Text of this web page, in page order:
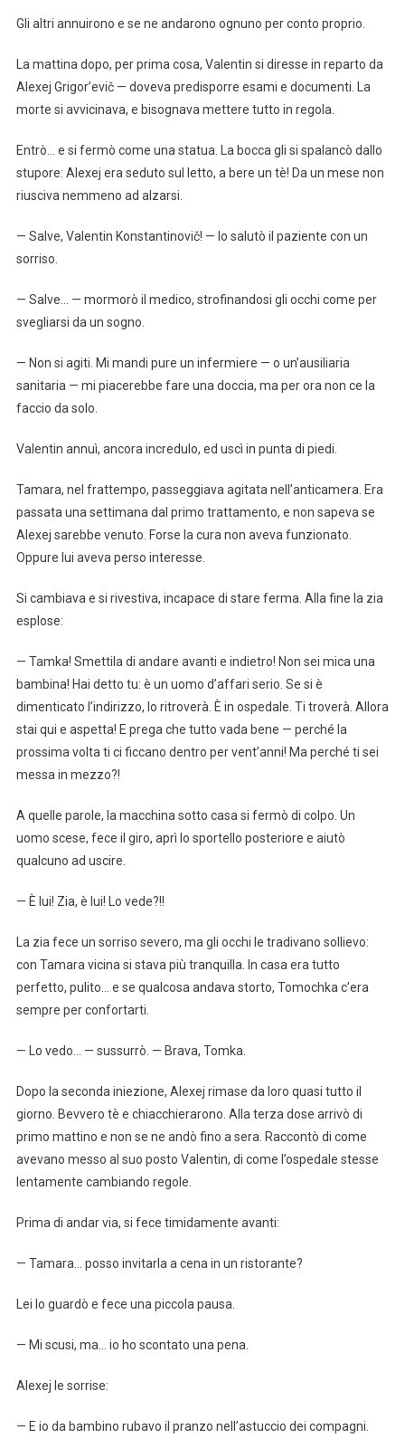
Gli altri annuirono e se ne andarono ognuno per conto proprio.
La mattina dopo, per prima cosa, Valentin si diresse in reparto da
Alexej Grigor’evič — doveva predisporre esami e documenti. La
morte si avvicinava, e bisognava mettere tutto in regola.
Entrò… e si fermò come una statua. La bocca gli si spalancò dallo
stupore: Alexej era seduto sul letto, a bere un tè! Da un mese non
riusciva nemmeno ad alzarsi.
— Salve, Valentin Konstantinovič! — lo salutò il paziente con un
sorriso.
— Salve… — mormorò il medico, strofinandosi gli occhi come per
svegliarsi da un sogno.
— Non si agiti. Mi mandi pure un infermiere — o un’ausiliaria
sanitaria — mi piacerebbe fare una doccia, ma per ora non ce la
faccio da solo.
Valentin annuì, ancora incredulo, ed uscì in punta di piedi.
Tamara, nel frattempo, passeggiava agitata nell’anticamera. Era
passata una settimana dal primo trattamento, e non sapeva se
Alexej sarebbe venuto. Forse la cura non aveva funzionato.
Oppure lui aveva perso interesse.
Si cambiava e si rivestiva, incapace di stare ferma. Alla fine la zia
esplose:
— Tamka! Smettila di andare avanti e indietro! Non sei mica una
bambina! Hai detto tu: è un uomo d’affari serio. Se si è
dimenticato l’indirizzo, lo ritroverà. È in ospedale. Ti troverà. Allora
stai qui e aspetta! E prega che tutto vada bene — perché la
prossima volta ti ci ficcano dentro per vent’anni! Ma perché ti sei
messa in mezzo?!
A quelle parole, la macchina sotto casa si fermò di colpo. Un
uomo scese, fece il giro, aprì lo sportello posteriore e aiutò
qualcuno ad uscire.
— È lui! Zia, è lui! Lo vede?!!
La zia fece un sorriso severo, ma gli occhi le tradivano sollievo:
con Tamara vicina si stava più tranquilla. In casa era tutto
perfetto, pulito… e se qualcosa andava storto, Tomochka c’era
sempre per confortarti.
— Lo vedo… — sussurrò. — Brava, Tomka.
Dopo la seconda iniezione, Alexej rimase da loro quasi tutto il
giorno. Bevvero tè e chiacchierarono. Alla terza dose arrivò di
primo mattino e non se ne andò fino a sera. Raccontò di come
avevano messo al suo posto Valentin, di come l’ospedale stesse
lentamente cambiando regole.
Prima di andar via, si fece timidamente avanti:
— Tamara… posso invitarla a cena in un ristorante?
Lei lo guardò e fece una piccola pausa.
— Mi scusi, ma… io ho scontato una pena.
Alexej le sorrise:
— E io da bambino rubavo il pranzo nell’astuccio dei compagni.